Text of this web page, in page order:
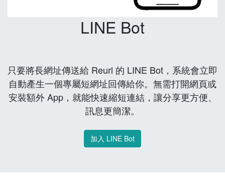
LINE Bot
只要將長網址傳送給 Reurl 的 LINE Bot，系統會立即
自動產生一個專屬短網址回傳給你。無需打開網頁或
安裝額外 App，就能快速縮短連結，讓分享更方便、
訊息更簡潔。
加入 LINE Bot